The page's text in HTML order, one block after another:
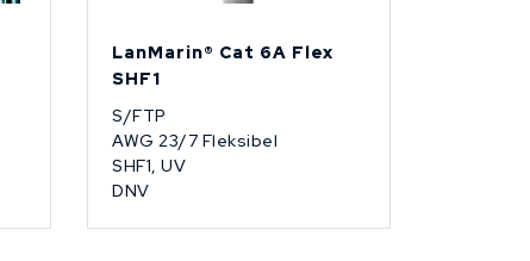
LanMarin® Cat 6A Flex
SHF1
S/FTP
AWG 23/7 Fleksibel
SHF1, UV
DNV